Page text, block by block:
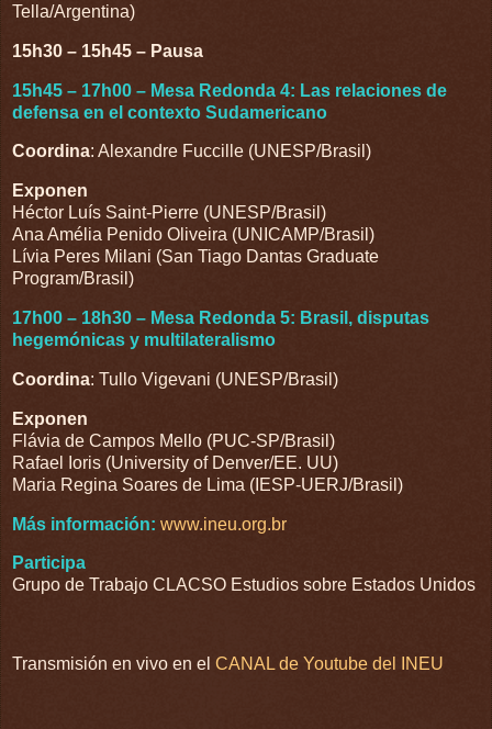
Tella/Argentina)
15h30 – 15h45 – Pausa
15h45 – 17h00 – Mesa Redonda 4: Las relaciones de
defensa en el contexto Sudamericano
Coordina: Alexandre Fuccille (UNESP/Brasil)
Exponen
Héctor Luís Saint-Pierre (UNESP/Brasil)
Ana Amélia Penido Oliveira (UNICAMP/Brasil)
Lívia Peres Milani (San Tiago Dantas Graduate
Program/Brasil)
17h00 – 18h30 – Mesa Redonda 5: Brasil, disputas
hegemónicas y multilateralismo
Coordina: Tullo Vigevani (UNESP/Brasil)
Exponen
Flávia de Campos Mello (PUC-SP/Brasil)
Rafael Ioris (University of Denver/EE. UU)
Maria Regina Soares de Lima (IESP-UERJ/Brasil)
Más información: www.ineu.org.br
Participa
Grupo de Trabajo CLACSO Estudios sobre Estados Unidos
Transmisión en vivo en el CANAL de Youtube del INEU